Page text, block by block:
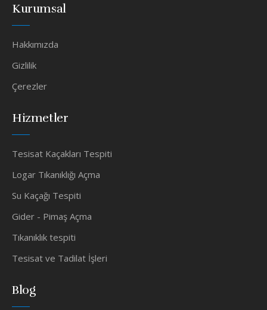
Kurumsal
Hakkımızda
Gizlilik
Çerezler
Hizmetler
Tesisat Kaçakları Tespiti
Logar Tıkanıklığı Açma
Su Kaçağı Tespiti
Gider - Pimaş Açma
Tıkanıklık tespiti
Tesisat ve Tadilat İşleri
Blog